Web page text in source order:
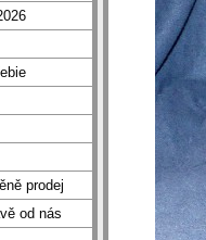
prodej
od nás